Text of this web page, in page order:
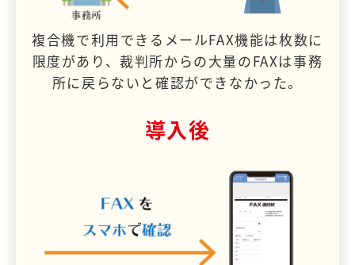
複合機で利用できるメールFAX機能は枚数に
限度があり、裁判所からの大量のFAXは事務
所に戻らないと確認ができなかった。
導入後